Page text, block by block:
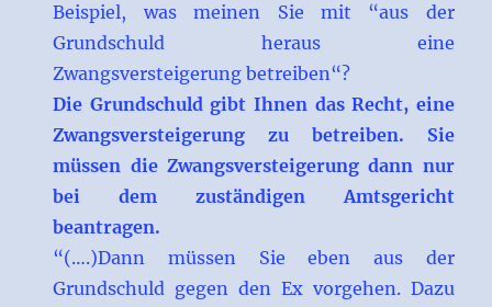
Beispiel, was meinen Sie mit “aus der
Grundschuld heraus eine
Zwangsversteigerung betreiben“?
Die Grundschuld gibt Ihnen das Recht, eine
Zwangsversteigerung zu betreiben. Sie
müssen die Zwangsversteigerung dann nur
bei dem zuständigen Amtsgericht
beantragen.
“(….)Dann müssen Sie eben aus der
Grundschuld gegen den Ex vorgehen. Dazu